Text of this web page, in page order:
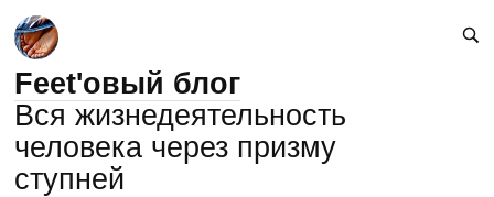
Feet'овый блог
Вся жизнедеятельность
человека через призму
ступней